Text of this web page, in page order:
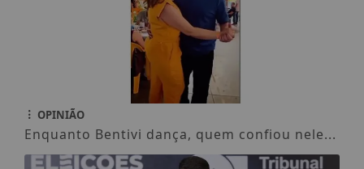
OPINIÃO
Enquanto Bentivi dança, quem confiou nele...